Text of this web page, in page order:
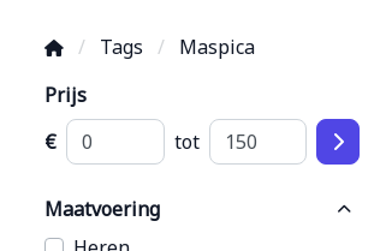
Tags
Maspica
Prijs
€
tot
Maatvoering